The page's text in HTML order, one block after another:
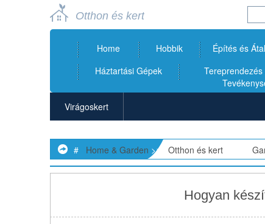
Otthon és kert
Home Hobbik Építés és
Háztartási Gépek
Tereprendezés
Virágoskert
Kerti Törpék
Kerti Tárolók
# Home & Garden >> Otthon és kert
Hogyan